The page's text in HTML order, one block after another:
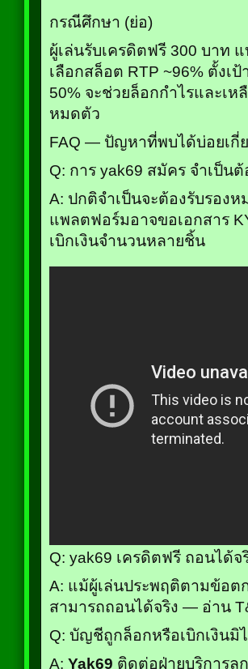
กรณีศึกษา (ย่อ)
ผู้เล่นรับเครดิตฟรี 300 บาท
เลือกสล็อต RTP ~96% ตั้งเ
50% จะช่วยล็อกกำไรและเ
หมดตัว
FAQ — ปัญหาที่พบได้บ่อยเกี่
Q: การ yak69 สมัคร จำเป็น
A: ปกติจำเป็นจะต้องรับรอง
แพลตฟอร์มอาจขอเอกสาร
เบิกเงินจำนวนหลายชิ้น
Q: yak69 เครดิตฟรี ถอนได้จ
A: แม้ผู้เล่นประพฤติตามข้อ
สามารถถอนได้จริง — อ่าน
Q: บัญชีถูกล็อกหรือเบิกเงินมิ
A: Yak69 ติดต่อฝ่ายบริการ